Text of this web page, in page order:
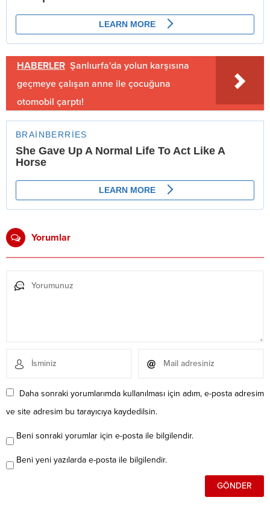
HABERLER Şanlıurfa'da yolun karşısına
geçmeye çalışan anne ile çocuğuna
otomobil çarptı!
Yorumlar
Daha sonraki yorumlarımda kullanılması için adım, e-posta adresim
ve site adresim bu tarayıcıya kaydedilsin.
Beni sonraki yorumlar için e-posta ile bilgilendir.
Beni yeni yazılarda e-posta ile bilgilendir.